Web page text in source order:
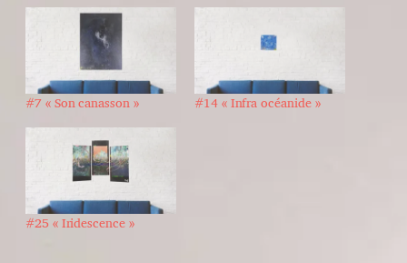
#7 « Son canasson » #14 « Infra océanide »
#25 « Iridescence »